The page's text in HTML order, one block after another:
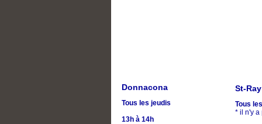
Donnacona
Tous les jeudis
13h à 14h
St-
Tous
* il n'y a